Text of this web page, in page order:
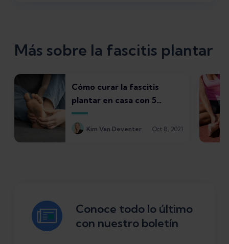
Más sobre la fascitis plantar
Cómo curar la fascitis
plantar en casa con 5
tratamientos
Kim Van Deventer Oct 8, 2021
Conoce todo lo último
con nuestro boletín